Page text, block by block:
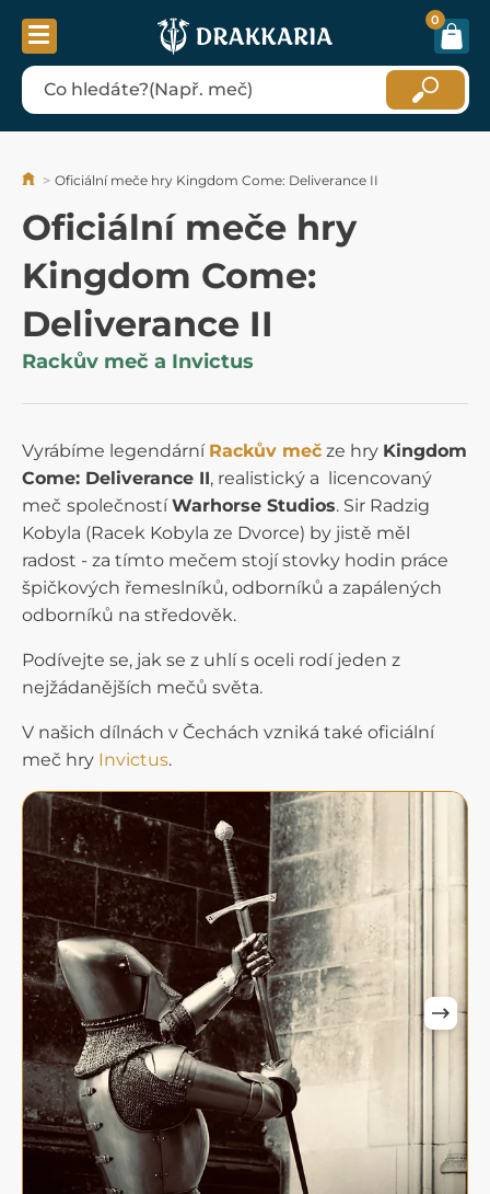
0
Oficiální meče hry Kingdom Come: Deliverance II
Oficiální meče hry
Kingdom Come:
Deliverance II
Rackův meč a Invictus
Vyrábíme legendární Rackův meč ze hry Kingdom
Come: Deliverance II, realistický a licencovaný
meč společnostíWarhorse Studios. Sir Radzig
Kobyla (Racek Kobyla ze Dvorce) by jistě měl
radost - za tímto mečem stojí stovky hodin práce
špičkových řemeslníků, odborníků a zapálených
odborníků na středověk.
Podívejte se, jak se z uhlí s oceli rodí jeden z
nejžádanějších mečů světa.
V našich dílnách v Čechách vzniká také oficiální
meč hry Invictus.